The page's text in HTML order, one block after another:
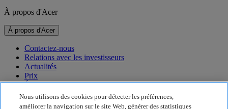
À propos d'Acer
À propos d'Acer
Contactez-nous
Relations avec les investisseurs
Actualités
Prix
Événements
Développement durable
Nous utilisons des cookies pour détecter les préférences,
améliorer la navigation sur le site Web, générer des statistiques